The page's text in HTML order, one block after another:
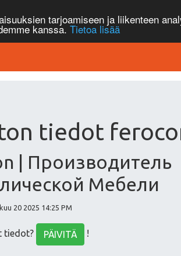
tarjoamiseen ja liikenteen
kanssa. Tietoa lisää
tiedot
| Производитель
Мебели
20 2025 14:25 PM
tiedot? PÄIVITÄ !